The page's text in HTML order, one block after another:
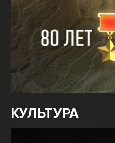
КУЛЬТУРА